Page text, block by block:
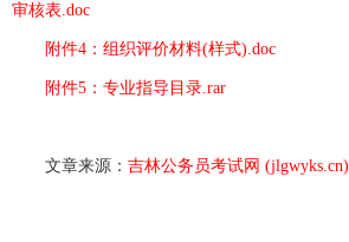
审核表.doc
附件4：组织评价材料(样式).doc
附件5：专业指导目录.rar
文章来源： 吉林公务员考试网 (jlgwyks.cn)